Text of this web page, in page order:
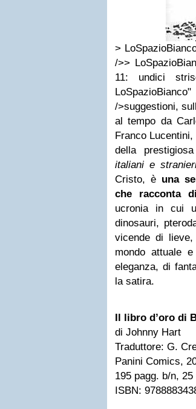
>
/>>
11: undici
/>suggestioni,
al tempo da
Franco
della
italiani e
Cristo, è una
che racconta
ucronia in cui
dinosauri,
vicende di lieve,
mondo attuale
eleganza, di
la satira.
Il libro d’oro di
di Johnny Hart
Traduttore: G.
Panini Comics,
195 pagg. b/n, 25
ISBN: